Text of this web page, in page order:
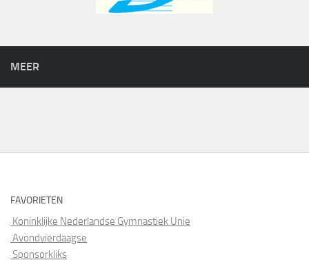
MEER
FAVORIETEN
Koninklijke Nederlandse Gymnastiek Unie
Avondvierdaagse
Sponsorkliks